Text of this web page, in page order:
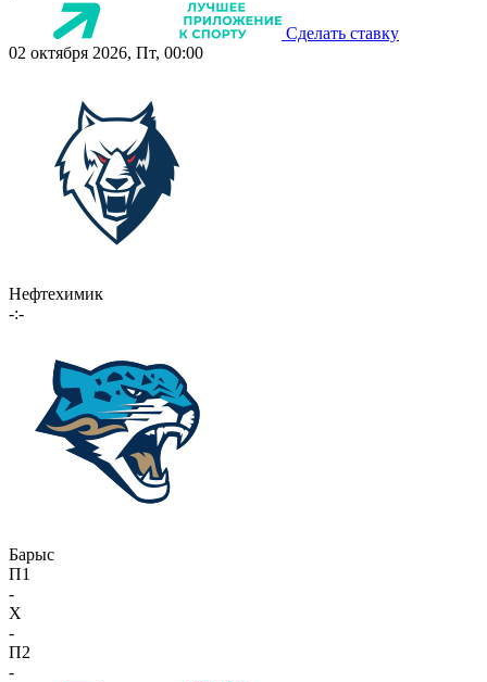
Сделать ставку
02 октября 2026, Пт, 00:00
Нефтехимик
-:-
Барыс
П1
-
X
-
П2
-